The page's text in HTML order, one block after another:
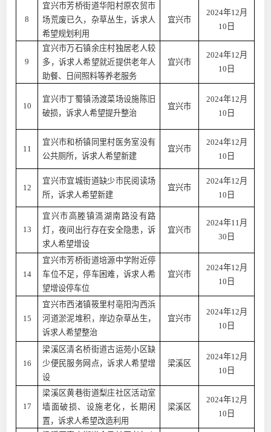
8
宜兴市芳桥街道华阳村原农贸市
场荒废已久，杂草丛生，诉求人
希望规划利用
宜兴市
2024年12月
10日
9
宜兴市万石镇余庄村独居老人较
多，诉求人希望就近提供老年人
助餐、日间照料等养老服务
宜兴市
2024年12月
10日
10
宜兴市丁蜀镇汤渡菜场设施陈旧
破损，诉求人希望提升整治
宜兴市
2024年12月
10日
11
宜兴市和桥镇同里村医务室没有
公共厕所，诉求人希望新建
宜兴市
2024年12月
10日
12
宜兴市宜城街道缺少市民阅读场
所，诉求人希望新建
宜兴市
2024年12月
10日
13
宜兴市高塍镇滆湖南路没有路
灯，夜间出行存在安全隐患，诉
求人希望增设
宜兴市
2024年11月
30日
14
宜兴市芳桥街道培源中学附近停
车位不足，停车困难，诉求人希
望增设停车位
宜兴市
2024年12月
10日
15
宜兴市西渚镇筱里村亳阳沟西浜
河道淤泥堆积，岸边杂草丛生，
诉求人希望整治
宜兴市
2024年12月
10日
16
梁溪区清名桥街道古运苑小区缺
少便民服务网点，诉求人希望增
设
梁溪区
2024年12月
10日
17
梁溪区黄巷街道梨庄社区活动室
墙面破损、设施老化，长期闲
置，诉求人希望改造利用
梁溪区
2024年12月
10日